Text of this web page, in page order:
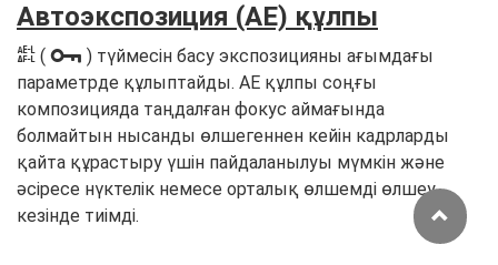
Автоэкспозиция (AE) құлпы
A ( L ) түймесін басу экспозицияны ағымдағы
параметрде құлыптайды. AE құлпы соңғы
композицияда таңдалған фокус аймағында
болмайтын нысанды өлшегеннен кейін кадрларды
қайта құрастыру үшін пайдаланылуы мүмкін және
әсіресе нүктелік немесе орталық өлшемді өлшеу
кезінде тиімді.